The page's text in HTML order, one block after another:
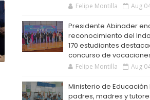
Felipe Montilla Aug
Presidente Abinader
reconocimiento del
170 estudiantes
concurso de vocaciones
Felipe Montilla Aug
Ministerio de Educación
padres, madres y